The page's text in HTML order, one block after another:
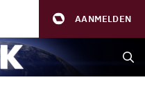
AANMELDEN